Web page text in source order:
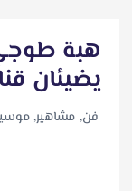
هبة
يضيئان
فن, مشاهير,